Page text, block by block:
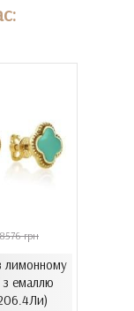
8576 грн
лимонному
з емаллю